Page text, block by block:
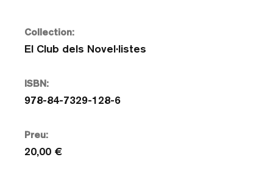
Collection:
El Club dels Novel·listes
ISBN:
978-84-7329-128-6
Preu:
20,00 €